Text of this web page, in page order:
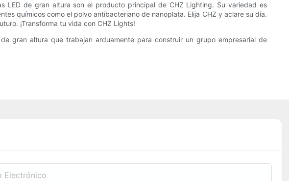
LED de gran altura son el producto principal de CHZ Lighting. Su variedad es
químicos como el polvo antibacteriano de nanoplata. Elija CHZ y aclare su día.
¡Transforma tu vida con CHZ Lights!
gran altura que trabajan arduamente para construir un grupo empresarial de
Electrónico